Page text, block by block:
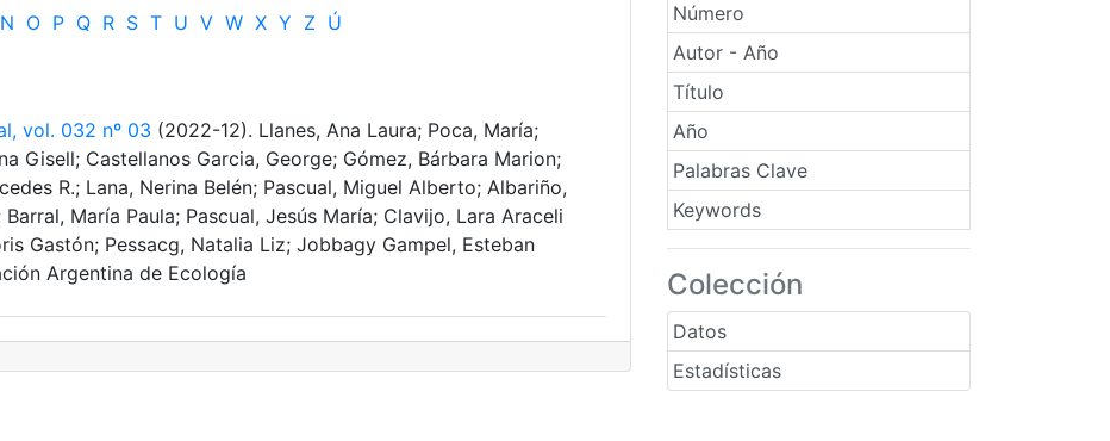
Número
Autor - Año
Título
Año
Palabras Clave
Keywords
Colección
Datos
Estadísticas
N O P Q R S T U V W X Y Z Ú
vol. 032 nº 03 (2022-12). Llanes, Ana Laura; Poca, María;
Gisell; Castellanos Garcia, George; Gómez, Bárbara Marion;
R.; Lana, Nerina Belén; Pascual, Miguel Alberto; Albariño,
María Paula; Pascual, Jesús María; Clavijo, Lara Araceli
Gastón; Pessacg, Natalia Liz; Jobbagy Gampel, Esteban
Argentina de Ecología